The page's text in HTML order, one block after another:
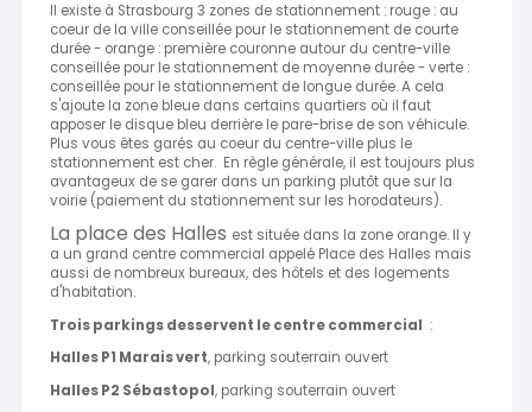
Il existe à Strasbourg 3 zones de stationnement : rouge : au
coeur de la ville conseillée pour le stationnement de courte
durée - orange : première couronne autour du centre-ville
conseillée pour le stationnement de moyenne durée - verte :
conseillée pour le stationnement de longue durée. A cela
s'ajoute la zone bleue dans certains quartiers où il faut
apposer le disque bleu derrière le pare-brise de son véhicule.
Plus vous êtes garés au coeur du centre-ville plus le
stationnement est cher. En règle générale, il est toujours plus
avantageux de se garer dans un parking plutôt que sur la
voirie (paiement du stationnement sur les horodateurs).
La place des Halles est située dans la zone orange. Il y
a un grand centre commercial appelé Place des Halles mais
aussi de nombreux bureaux, des hôtels et des logements
d'habitation.
Trois parkings desservent le centre commercial :
Halles P1 Marais vert, parking souterrain ouvert
Halles P2 Sébastopol, parking souterrain ouvert